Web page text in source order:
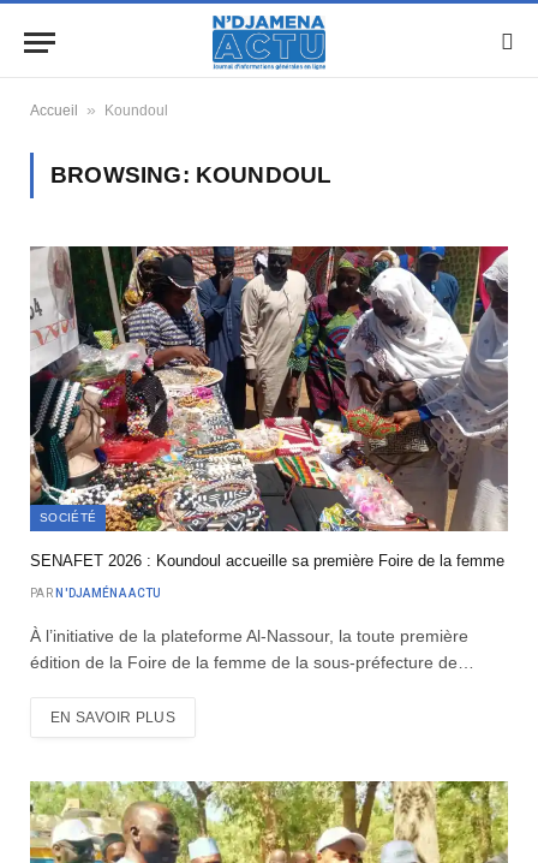
Accueil » Koundoul
BROWSING: KOUNDOUL
SOCIÉTÉ
SENAFET 2026 : Koundoul accueille sa première Foire de la femme
PAR N'DJAMÉNA ACTU
À l’initiative de la plateforme Al-Nassour, la toute première
édition de la Foire de la femme de la sous-préfecture de…
EN SAVOIR PLUS